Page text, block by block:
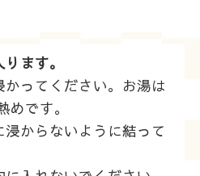
ます。
ってください。お湯は
です。
からないように結って